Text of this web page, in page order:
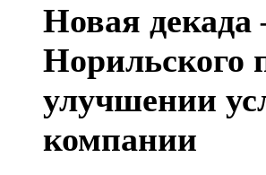
Новая
Норильского
улучшении
компании